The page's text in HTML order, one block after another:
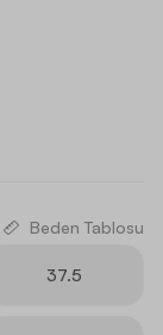
Beden Tablosu
37.5